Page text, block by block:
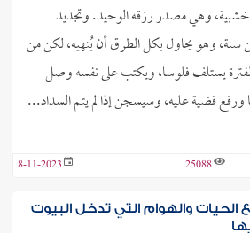
وهي مصدر رزقه الوحيد. وتجديد
وهو يحاول بكل الطرق أن يُنهيه، لكن من
يستلف فلوسا، ويكتب على نفسه وصل
ورفع قضية عليه، وسيسجن إذا لم يتم السداد...
25088
8-11-2023
الحيات والهوام التي تدخل البيوت